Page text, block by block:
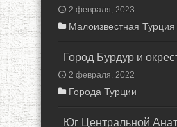
2 февраля, 2023
Малоизвестная Турция
Город Бурдур и
2 февраля, 2022
Города Турции
Юг Центральной